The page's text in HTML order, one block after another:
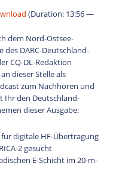
(Duration: 13:56 —
dem Nord-Ostsee-
des DARC-Deutschland-
CQ-DL-Redaktion
dieser Stelle als
zum Nachhören und
Ihr den Deutschland-
dieser Ausgabe:
digitale HF-Übertragung
2 gesucht
E-Schicht im 20-m-